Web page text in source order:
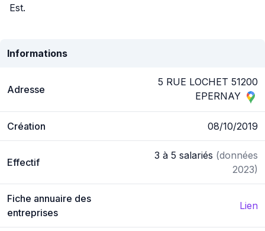
Est.
Informations
Adresse
5 RUE LOCHET 51200
EPERNAY
Création 08/10/2019
Effectif
3 à 5 salariés (données
2023)
Fiche annuaire des
entreprises
Lien